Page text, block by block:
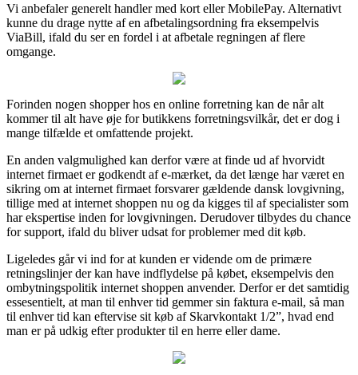
Vi anbefaler generelt handler med kort eller MobilePay. Alternativt
kunne du drage nytte af en afbetalingsordning fra eksempelvis
ViaBill, ifald du ser en fordel i at afbetale regningen af flere
omgange.
Forinden nogen shopper hos en online forretning kan de når alt
kommer til alt have øje for butikkens forretningsvilkår, det er dog i
mange tilfælde et omfattende projekt.
En anden valgmulighed kan derfor være at finde ud af hvorvidt
internet firmaet er godkendt af e-mærket, da det længe har været en
sikring om at internet firmaet forsvarer gældende dansk lovgivning,
tillige med at internet shoppen nu og da kigges til af specialister som
har ekspertise inden for lovgivningen. Derudover tilbydes du chance
for support, ifald du bliver udsat for problemer med dit køb.
Ligeledes går vi ind for at kunden er vidende om de primære
retningslinjer der kan have indflydelse på købet, eksempelvis den
ombytningspolitik internet shoppen anvender. Derfor er det samtidig
essesentielt, at man til enhver tid gemmer sin faktura e-mail, så man
til enhver tid kan eftervise sit køb af Skarvkontakt 1/2”, hvad end
man er på udkig efter produkter til en herre eller dame.